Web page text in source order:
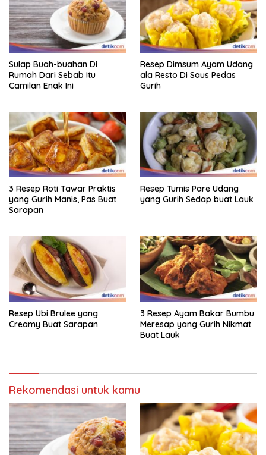
Sulap Buah-buahan Di
Rumah Dari Sebab Itu
Camilan Enak Ini
Resep Dimsum Ayam Udang
ala Resto Di Saus Pedas
Gurih
3 Resep Roti Tawar Praktis
yang Gurih Manis, Pas Buat
Sarapan
Resep Tumis Pare Udang
yang Gurih Sedap buat Lauk
Resep Ubi Brulee yang
Creamy Buat Sarapan
3 Resep Ayam Bakar Bumbu
Meresap yang Gurih Nikmat
Buat Lauk
Rekomendasi untuk kamu